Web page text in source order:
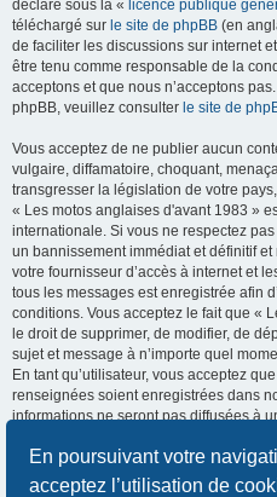
En poursuivant votre
acceptez l’utilisation de
déclaré sous la « licence publique
téléchargé sur le site de phpBB (en
de faciliter les discussions sur internet
être tenu comme responsable de la
acceptons et que nous n’acceptons
phpBB, veuillez consulter le site de
Vous acceptez de ne publier aucun
vulgaire, diffamatoire, choquant,
transgresser la législation de votre
« Les motos anglaises d'avant 1983 »
internationale. Si vous ne respectez
un bannissement immédiat et définitif
votre fournisseur d’accès à internet et
tous les messages est enregistrée afin
conditions. Vous acceptez le fait que «
le droit de supprimer, de modifier, de
sujet et message à n’importe quel
En tant qu’utilisateur, vous acceptez
renseignées soient enregistrées dans
informations ne seront pas diffusées à
consentement, ni « Les motos
être tenus comme responsables en
visant à compromettre vos données.